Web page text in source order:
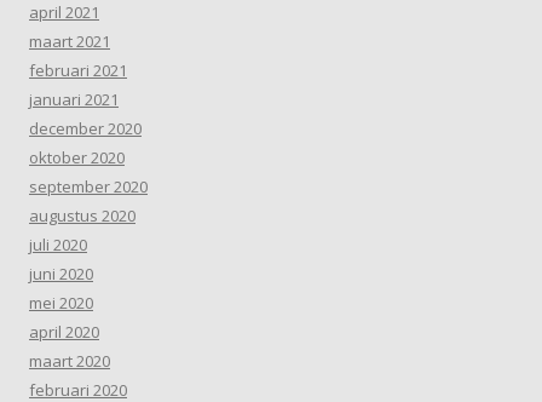
april 2021
maart 2021
februari 2021
januari 2021
december 2020
oktober 2020
september 2020
augustus 2020
juli 2020
juni 2020
mei 2020
april 2020
maart 2020
februari 2020